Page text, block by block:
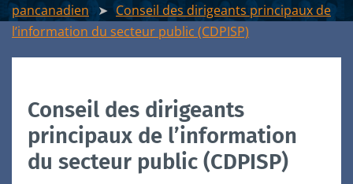
pancanadien
Conseil des dirigeants principaux de
l’information du secteur public (CDPISP)
Conseil des dirigeants
principaux de l’information
du secteur public (CDPISP)